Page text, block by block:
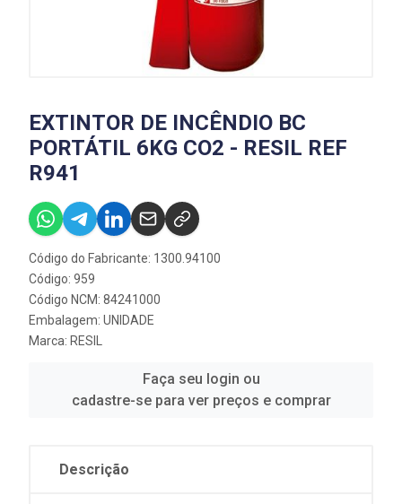
EXTINTOR DE INCÊNDIO BC
PORTÁTIL 6KG CO2 - RESIL REF
R941
Código do Fabricante: 1300.94100
Código: 959
Código NCM: 84241000
Embalagem: UNIDADE
Marca: RESIL
Faça seu login ou
cadastre-se para ver preços e comprar
Descrição